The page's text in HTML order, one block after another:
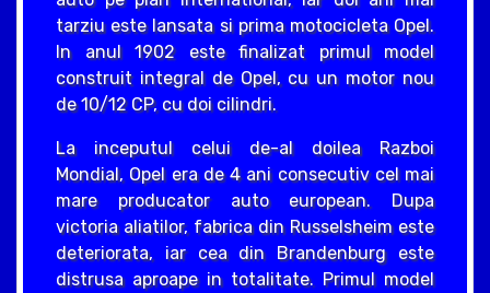
tarziu este lansata si prima motocicleta Opel.
In anul 1902 este finalizat primul model
construit integral de Opel, cu un motor nou
de 10/12 CP, cu doi cilindri.
La inceputul celui de-al doilea Razboi
Mondial, Opel era de 4 ani consecutiv cel mai
mare producator auto european. Dupa
victoria aliatilor, fabrica din Russelsheim este
deteriorata, iar cea din Brandenburg este
distrusa aproape in totalitate. Primul model